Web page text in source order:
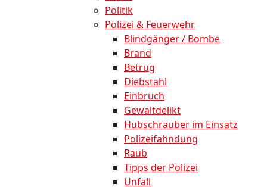
Politik
Polizei & Feuerwehr
Blindgänger / Bombe
Brand
Betrug
Diebstahl
Einbruch
Gewaltdelikt
Hubschrauber im Einsatz
Polizeifahndung
Raub
Tipps der Polizei
Unfall